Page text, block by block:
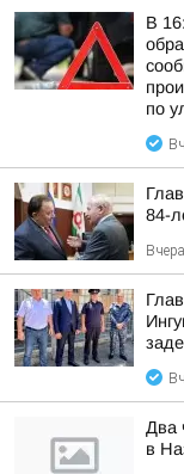
В
по
84-
Два
в